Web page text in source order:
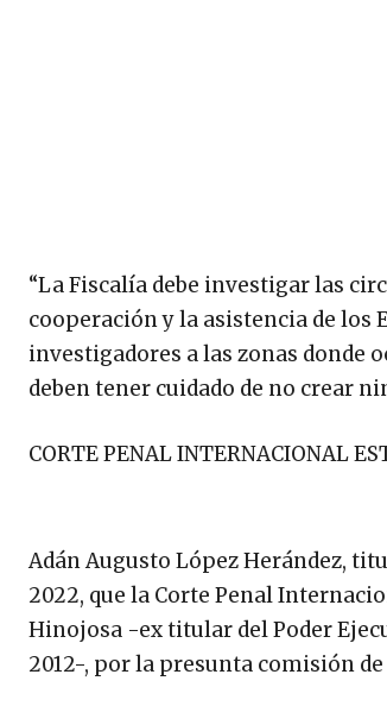
“La Fiscalía debe investigar las
cooperación y la asistencia de los
investigadores a las zonas donde
deben tener cuidado de no crear
CORTE PENAL INTERNACIONAL
Adán Augusto López Herández,
2022, que la Corte Penal
Hinojosa -ex titular del Poder
2012-, por la presunta comisión